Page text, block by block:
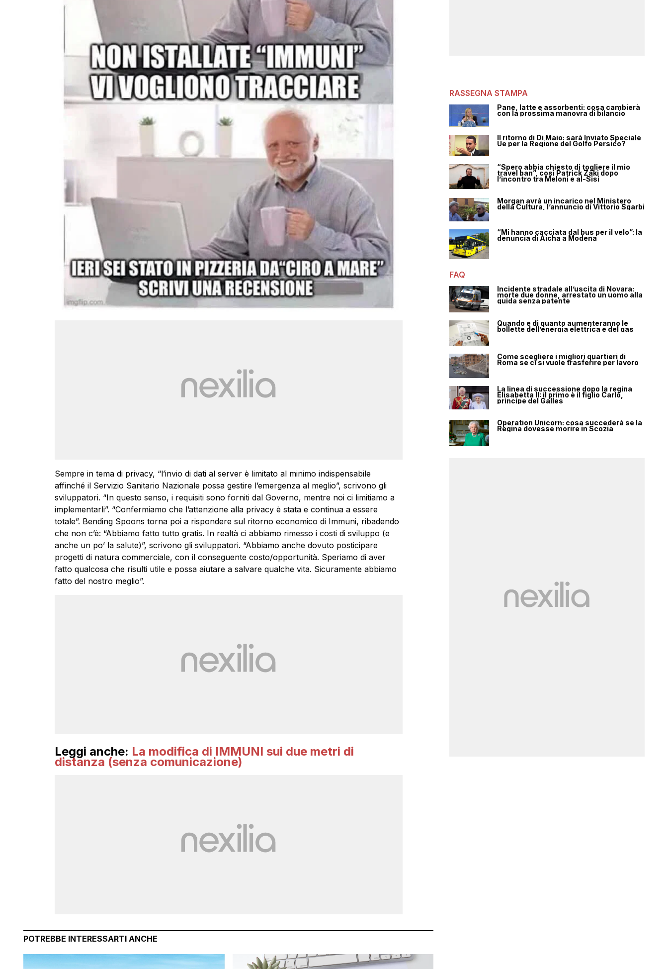
Sempre in tema di privacy, “l’invio di dati al server è limitato al minimo indispensabile
affinché il Servizio Sanitario Nazionale possa gestire l’emergenza al meglio”, scrivono gli
sviluppatori. “In questo senso, i requisiti sono forniti dal Governo, mentre noi ci limitiamo a
implementarli”. “Confermiamo che l’attenzione alla privacy è stata e continua a essere
totale”. Bending Spoons torna poi a rispondere sul ritorno economico di Immuni, ribadendo
che non c’è: “Abbiamo fatto tutto gratis. In realtà ci abbiamo rimesso i costi di sviluppo (e
anche un po’ la salute)”, scrivono gli sviluppatori. “Abbiamo anche dovuto posticipare
progetti di natura commerciale, con il conseguente costo/opportunità. Speriamo di aver
fatto qualcosa che risulti utile e possa aiutare a salvare qualche vita. Sicuramente abbiamo
fatto del nostro meglio”.
Leggi anche: La modifica di IMMUNI sui due metri di
distanza (senza comunicazione)
POTREBBE INTERESSARTI ANCHE
RASSEGNA STAMPA
Pane, latte e assorbenti: cosa cambierà
con la prossima manovra di bilancio
Il ritorno di Di Maio: sarà Inviato Speciale
Ue per la Regione del Golfo Persico?
“Spero abbia chiesto di togliere il mio
travel ban”, così Patrick Zaki dopo
l’incontro tra Meloni e al-Sisi
Morgan avrà un incarico nel Ministero
della Cultura, l’annuncio di Vittorio Sgarbi
“Mi hanno cacciata dal bus per il velo”: la
denuncia di Aicha a Modena
FAQ
Incidente stradale all’uscita di Novara:
morte due donne, arrestato un uomo alla
guida senza patente
Quando e di quanto aumenteranno le
bollette dell’energia elettrica e del gas
Come scegliere i migliori quartieri di
Roma se ci si vuole trasferire per lavoro
La linea di successione dopo la regina
Elisabetta II: il primo è il figlio Carlo,
principe del Galles
Operation Unicorn: cosa succederà se la
Regina dovesse morire in Scozia